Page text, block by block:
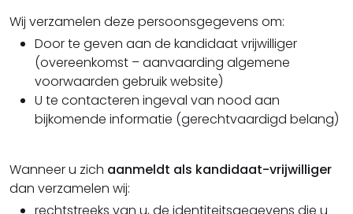
Wij verzamelen deze persoonsgegevens om:
Door te geven aan de kandidaat vrijwilliger
(overeenkomst – aanvaarding algemene
voorwaarden gebruik website)
U te contacteren ingeval van nood aan
bijkomende informatie (gerechtvaardigd belang)
Wanneer u zich aanmeldt als kandidaat-vrijwilliger
dan verzamelen wij: